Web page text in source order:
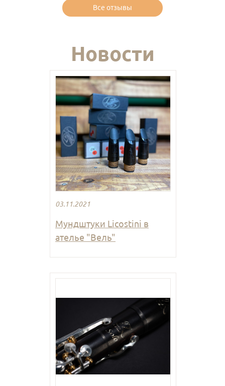
Все отзывы
Новости
03.11.2021
Мундштуки Licostini в
ателье "Вель"